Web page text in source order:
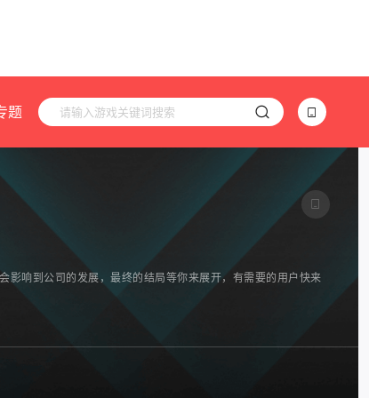
题
影响到公司的发展，最终的结局等你来展开，有需要的用户快来